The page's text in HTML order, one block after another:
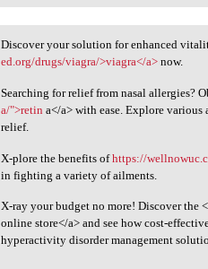
Discover your solution for
Discover your solution for enhanced
ed.org/drugs/viagra/>viagra</a> now.
Searching for relief from nasal allergies?
a/">retin a</a> with ease. Explore
relief.
X-plore the benefits ofhttps://
in fighting a variety of ailments.
X-ray your budget no more! Discover the
online store</a> and see how cost-
hyperactivity disorder management